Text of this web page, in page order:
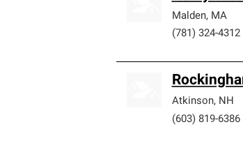
Malden, MA
(781) 324-4312
Atkinson, NH
(603) 819-6386